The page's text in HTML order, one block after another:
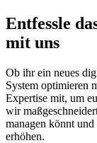
Entfessle
mit uns
Ob ihr ein neues
System optimieren
Expertise mit, um
wir
managen könnt
erhöhen.